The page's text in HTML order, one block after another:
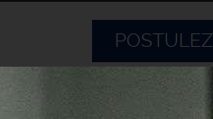
POSTULEZ